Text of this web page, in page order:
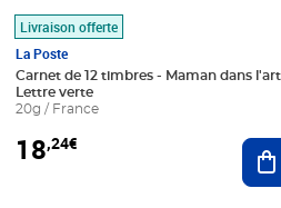
au panier
Livraison offerte
La Poste
Carnet de 12 timbres - Maman dans
Lettre verte
20g / France
18,24€